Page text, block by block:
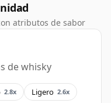
atributos de sabor
de whisky
2.8x Ligero 2.6x